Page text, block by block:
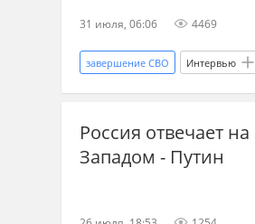
31 июля, 06:06 4469
завершение СВО Интервью
Владимир Зеленский ВПК
новости СВО Россия
чем закончится война на Украине
Россия отвечает
Западом - Путин